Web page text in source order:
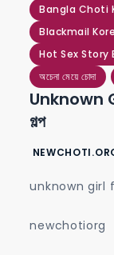
Bangla Choti
Blackmail
Hot Sex Story
অচেনা মেয়ে চোদা
Unknown
গল্প
unknown girl
newchotiorg